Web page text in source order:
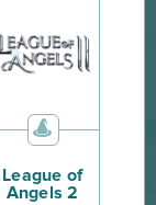
League of
Angels 2